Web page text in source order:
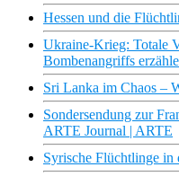
Hessen und die
Ukraine-Krieg: Totale
Bombenangriffs
Sri Lanka im Chaos –
Sondersendung zur
ARTE Journal | ARTE
Syrische Flüchtlinge